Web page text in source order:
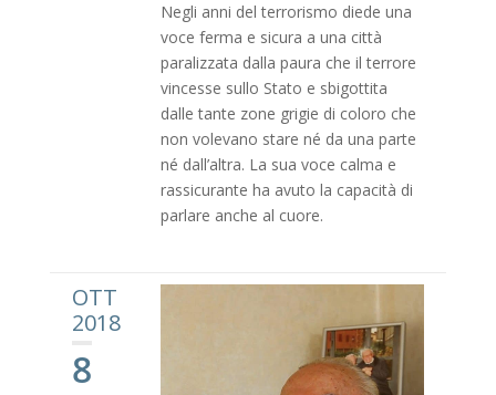
Negli anni del terrorismo diede una
voce ferma e sicura a una città
paralizzata dalla paura che il terrore
vincesse sullo Stato e sbigottita
dalle tante zone grigie di coloro che
non volevano stare né da una parte
né dall’altra. La sua voce calma e
rassicurante ha avuto la capacità di
parlare anche al cuore.
OTT
2018
8